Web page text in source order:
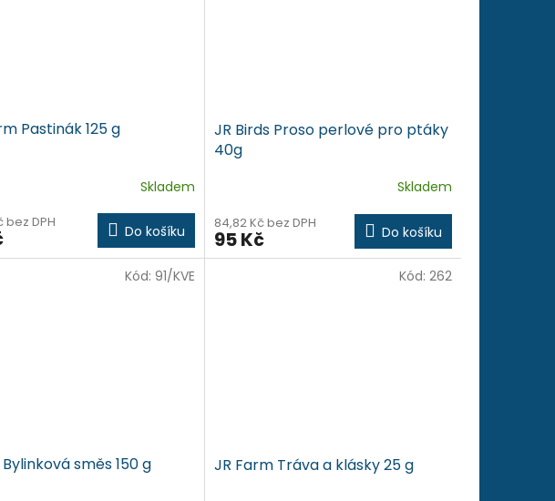
Pastinák 125 g
Skladem
bez DPH
Do košíku
JR Birds Proso perlové pro ptáky
40g
Skladem
84,82 Kč bez DPH
95 Kč Do košíku
směs 150 g
Kód: 91/KVE
JR Farm Tráva a klásky 25 g
Kód: 262